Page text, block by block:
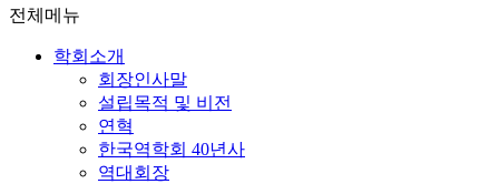
전체메뉴
학회소개
회장인사말
설립목적 및 비전
연혁
한국역학회 40년사
역대회장